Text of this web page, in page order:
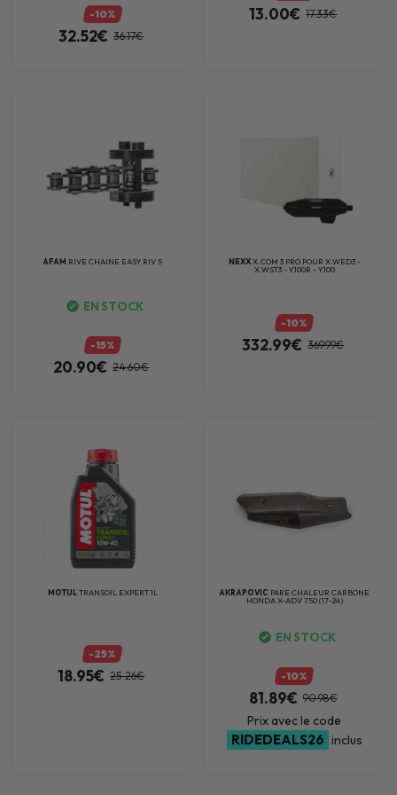
-10%
32.52€ 36.17€
13.00€ 17.33€
AFAM RIVE CHAINE EASY RIV 5
EN STOCK
-15%
20.90€ 24.60€
NEXXX.COM 3 PRO POUR X.WED3 -
X.WST3 - Y.100R - Y.100
-10%
332.99€ 369.99€
MOTULTRANSOIL EXPERT 1L
-25%
18.95€ 25.26€
AKRAPOVIC PARE CHALEUR CARBONE
HONDA X-ADV 750 (17-24)
EN STOCK
-10%
81.89€ 90.98€
Prix avec le code
RIDEDEALS26 inclus